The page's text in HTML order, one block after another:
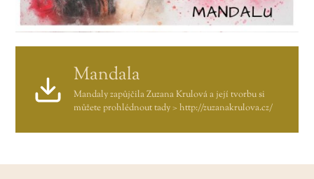
Mandala
Mandaly zapůjčila Zuzana Krulová a její tvorbu si
můžete prohlédnout tady > http://zuzanakrulova.cz/